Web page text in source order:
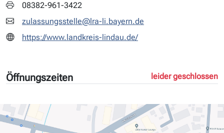
08382-961-3422
zulassungsstelle@lra-li.bayern.de
https://www.landkreis-lindau.de/
Öffnungszeiten leider geschlossen